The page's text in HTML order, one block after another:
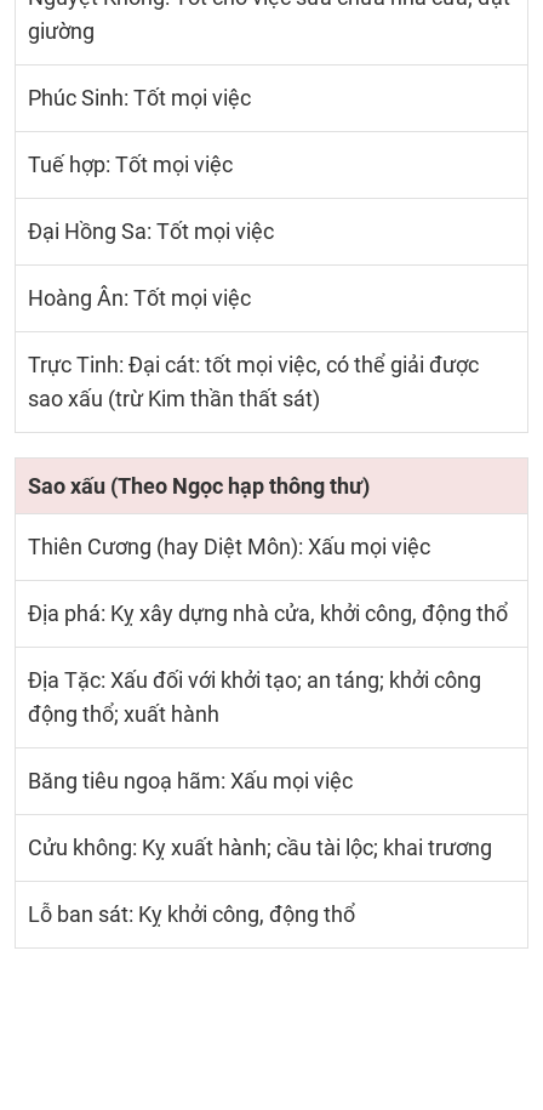
giường
Phúc Sinh: Tốt mọi việc
Tuế hợp: Tốt mọi việc
Đại Hồng Sa: Tốt mọi việc
Hoàng Ân: Tốt mọi việc
Trực Tinh: Đại cát: tốt mọi việc, có thể giải được
sao xấu (trừ Kim thần thất sát)
Sao xấu (Theo Ngọc hạp thông thư)
Thiên Cương (hay Diệt Môn): Xấu mọi việc
Địa phá: Kỵ xây dựng nhà cửa, khởi công, động thổ
Địa Tặc: Xấu đối với khởi tạo; an táng; khởi công
động thổ; xuất hành
Băng tiêu ngoạ hãm: Xấu mọi việc
Cửu không: Kỵ xuất hành; cầu tài lộc; khai trương
Lỗ ban sát: Kỵ khởi công, động thổ